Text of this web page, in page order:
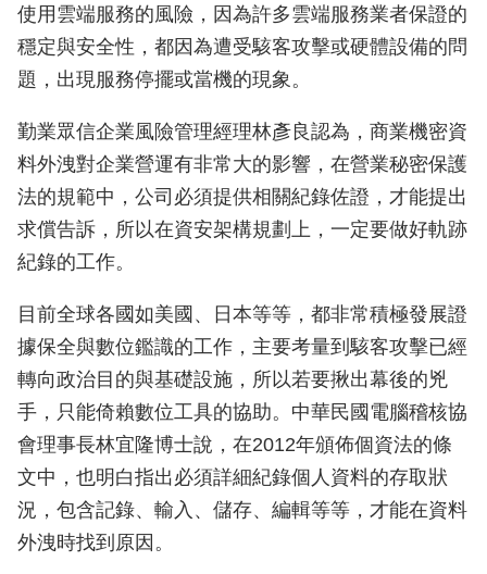
使用雲端服務的風險，因為許多雲端服務業者保證的
穩定與安全性，都因為遭受駭客攻擊或硬體設備的問
題，出現服務停擺或當機的現象。
勤業眾信企業風險管理經理林彥良認為，商業機密資
料外洩對企業營運有非常大的影響，在營業秘密保護
法的規範中，公司必須提供相關紀錄佐證，才能提出
求償告訴，所以在資安架構規劃上，一定要做好軌跡
紀錄的工作。
目前全球各國如美國、日本等等，都非常積極發展證
據保全與數位鑑識的工作，主要考量到駭客攻擊已經
轉向政治目的與基礎設施，所以若要揪出幕後的兇
手，只能倚賴數位工具的協助。中華民國電腦稽核協
會理事長林宜隆博士說，在2012年頒佈個資法的條
文中，也明白指出必須詳細紀錄個人資料的存取狀
況，包含記錄、輸入、儲存、編輯等等，才能在資料
外洩時找到原因。